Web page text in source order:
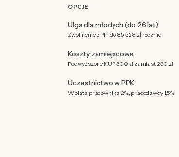
OPCJE
Ulga dla młodych (do 26 lat)
Zwolnienie z PIT do 85 528 zł rocznie
Koszty zamiejscowe
Podwyższone KUP 300 zł zamiast 250 zł
Uczestnictwo w PPK
Wpłata pracownika 2%, pracodawcy 1,5%